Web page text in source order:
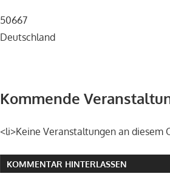
50667
Deutschland
Kommende
<li>Keine Veranstaltungen an diesem
KOMMENTAR HINTERLASSEN